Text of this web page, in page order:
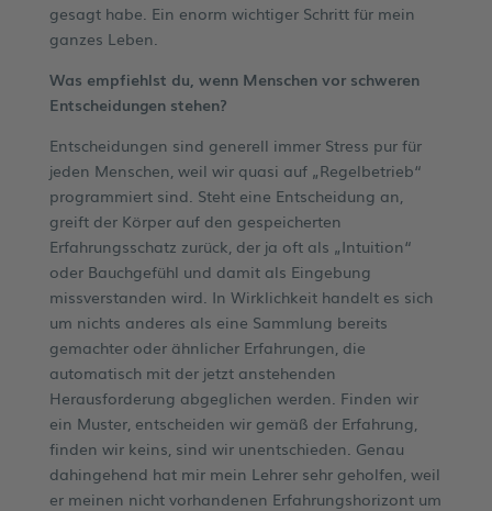
gesagt habe. Ein enorm wichtiger Schritt für mein
ganzes Leben.
Was empfiehlst du, wenn Menschen vor schweren
Entscheidungen stehen?
Entscheidungen sind generell immer Stress pur für
jeden Menschen, weil wir quasi auf „Regelbetrieb“
programmiert sind. Steht eine Entscheidung an,
greift der Körper auf den gespeicherten
Erfahrungsschatz zurück, der ja oft als „Intuition“
oder Bauchgefühl und damit als Eingebung
missverstanden wird. In Wirklichkeit handelt es sich
um nichts anderes als eine Sammlung bereits
gemachter oder ähnlicher Erfahrungen, die
automatisch mit der jetzt anstehenden
Herausforderung abgeglichen werden. Finden wir
ein Muster, entscheiden wir gemäß der Erfahrung,
finden wir keins, sind wir unentschieden. Genau
dahingehend hat mir mein Lehrer sehr geholfen, weil
er meinen nicht vorhandenen Erfahrungshorizont um